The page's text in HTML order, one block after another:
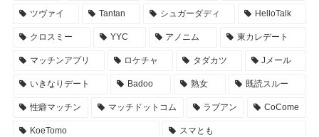
ツヴァイ Tantan シュガーダディ HelloTalk
クロスミー YYC アノニム 東カレデート
マッチンアプリ ロケチャ タダカツ Jメール
いきなりデート Badoo 熟女 既読スルー
性癖マッチン マッチドットコム ラブアン CoCome
KoeTomo スマとも